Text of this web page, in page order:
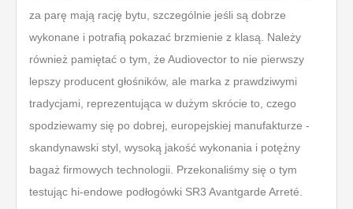
za parę mają rację bytu, szczególnie jeśli są dobrze
wykonane i potrafią pokazać brzmienie z klasą. Należy
również pamiętać o tym, że Audiovector to nie pierwszy
lepszy producent głośników, ale marka z prawdziwymi
tradycjami, reprezentująca w dużym skrócie to, czego
spodziewamy się po dobrej, europejskiej manufakturze -
skandynawski styl, wysoką jakość wykonania i potężny
bagaż firmowych technologii. Przekonaliśmy się o tym
testując hi-endowe podłogówki SR3 Avantgarde Arreté.